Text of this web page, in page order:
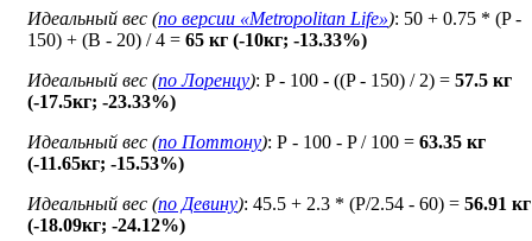
Идеальный вес (по версии «Metropolitan Life»): 50 + 0.75 * (P -
150) + (B - 20) / 4 = 65 кг (-10кг; -13.33%)
Идеальный вес (по Лоренцу): P - 100 - ((P - 150) / 2) = 57.5 кг
(-17.5кг; -23.33%)
Идеальный вес (по Поттону): Р - 100 - P / 100 = 63.35 кг
(-11.65кг; -15.53%)
Идеальный вес (по Девину): 45.5 + 2.3 * (P/2.54 - 60) = 56.91 кг
(-18.09кг; -24.12%)